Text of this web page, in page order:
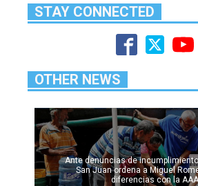
STAY CONNECTED
OTHER NEWS
Ante denuncias de
San Juan ordena a Miguel
diferencias con la AAA